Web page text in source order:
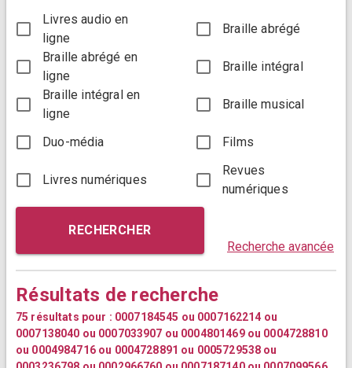
Livres audio en
ligne
Braille abrégé
Braille abrégé en
ligne
Braille intégral
Braille intégral en
ligne
Braille musical
Duo-média Films
Livres numériques
Revues
numériques
RECHERCHER
Recherche avancée
Résultats de recherche
75 résultats pour : 0007184545 ou 0007162214 ou
0007138040 ou 0007033907 ou 0004801469 ou 0004728810
ou 0004984716 ou 0004728891 ou 0005729538 ou